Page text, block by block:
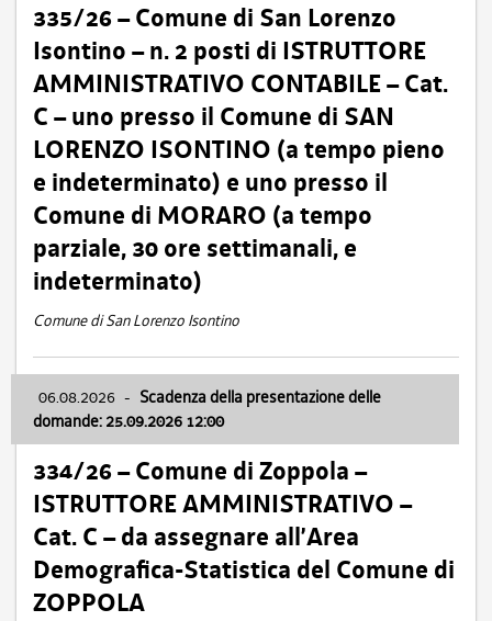
335/26 – Comune di San Lorenzo
Isontino – n. 2 posti di ISTRUTTORE
AMMINISTRATIVO CONTABILE – Cat.
C – uno presso il Comune di SAN
LORENZO ISONTINO (a tempo pieno
e indeterminato) e uno presso il
Comune di MORARO (a tempo
parziale, 30 ore settimanali, e
indeterminato)
Comune di San Lorenzo Isontino
06.08.2026 - Scadenza della presentazione delle
domande: 25.09.2026 12:00
334/26 – Comune di Zoppola –
ISTRUTTORE AMMINISTRATIVO –
Cat. C – da assegnare all’Area
Demografica-Statistica del Comune di
ZOPPOLA